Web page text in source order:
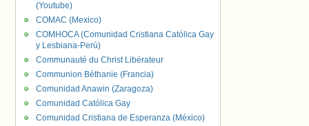
(Youtube)
COMAC (Mexico)
COMHOCA (Comunidad Cristiana Católica Gay
y Lesbiana-Perú)
Communauté du Christ Libérateur
Communion Béthanie (Francia)
Comunidad Anawin (Zaragoza)
Comunidad Católica Gay
Comunidad Cristiana de Esperanza (México)